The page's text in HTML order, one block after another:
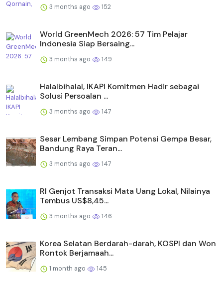
3 months ago 152
World GreenMech 2026: 57 Tim Pelajar
Indonesia Siap Bersaing...
3 months ago 149
Halalbihalal, IKAPI Komitmen Hadir sebagai
Solusi Persoalan ...
3 months ago 147
Sesar Lembang Simpan Potensi Gempa Besar,
Bandung Raya Teran...
3 months ago 147
RI Genjot Transaksi Mata Uang Lokal, Nilainya
Tembus US$8,45...
3 months ago 146
Korea Selatan Berdarah-darah, KOSPI dan Won
Rontok Berjamaah...
1 month ago 145